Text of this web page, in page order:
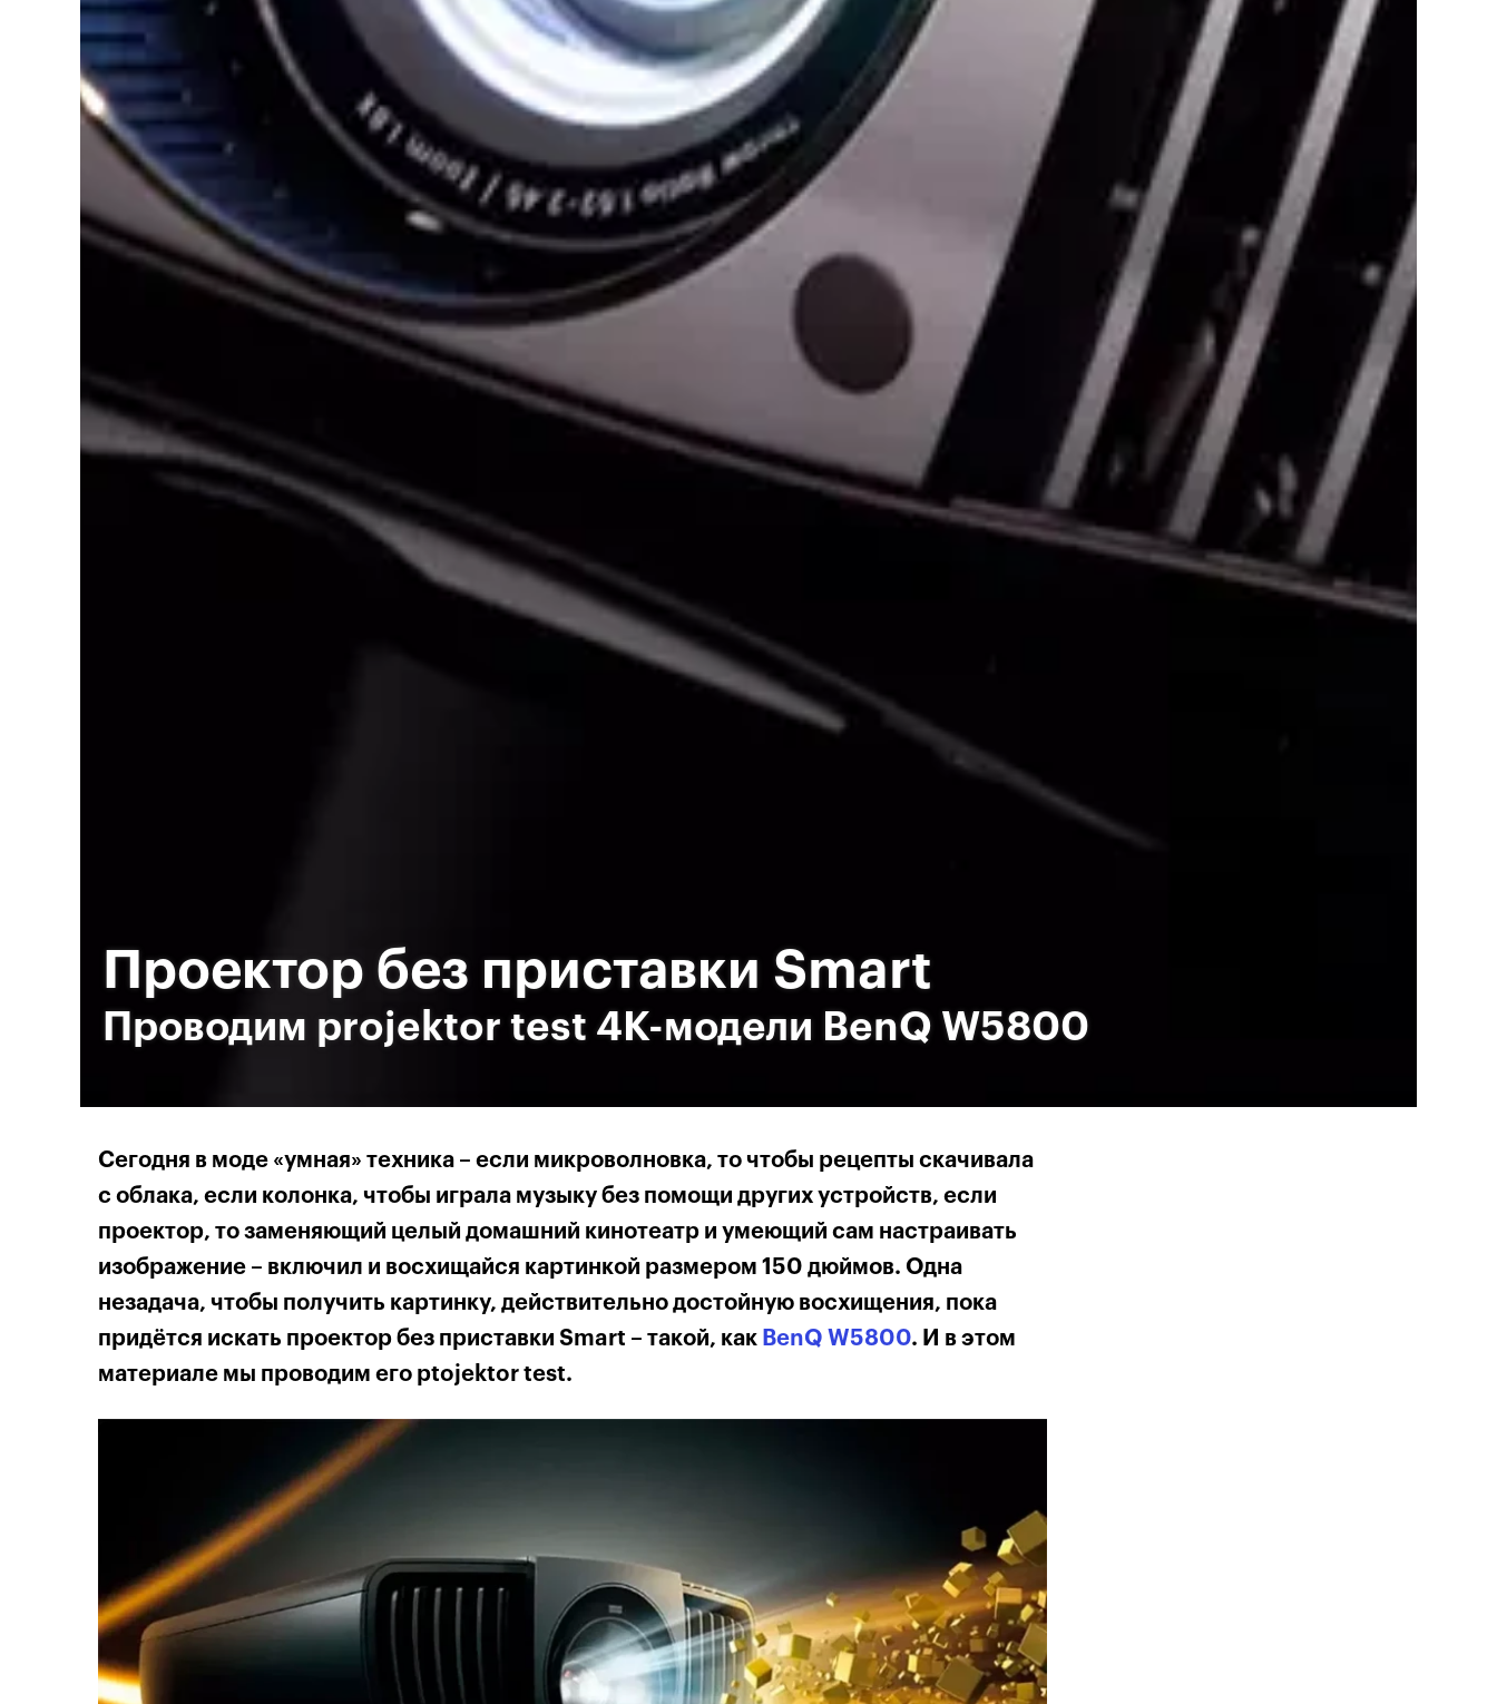
Проектор без приставки Smart
Проводим projektor test 4К-модели BenQ W5800
Сегодня в моде «умная» техника – если микроволновка, то чтобы рецепты скачивала
с облака, если колонка, чтобы играла музыку без помощи других устройств, если
проектор, то заменяющий целый домашний кинотеатр и умеющий сам настраивать
изображение – включил и восхищайся картинкой размером 150 дюймов. Одна
незадача, чтобы получить картинку, действительно достойную восхищения, пока
придётся искать проектор без приставки Smart – такой, как BenQ W5800. И в этом
материале мы проводим его ptojektor test.